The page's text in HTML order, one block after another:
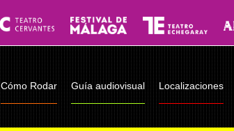
Cómo Rodar Guía audiovisual Localizaciones